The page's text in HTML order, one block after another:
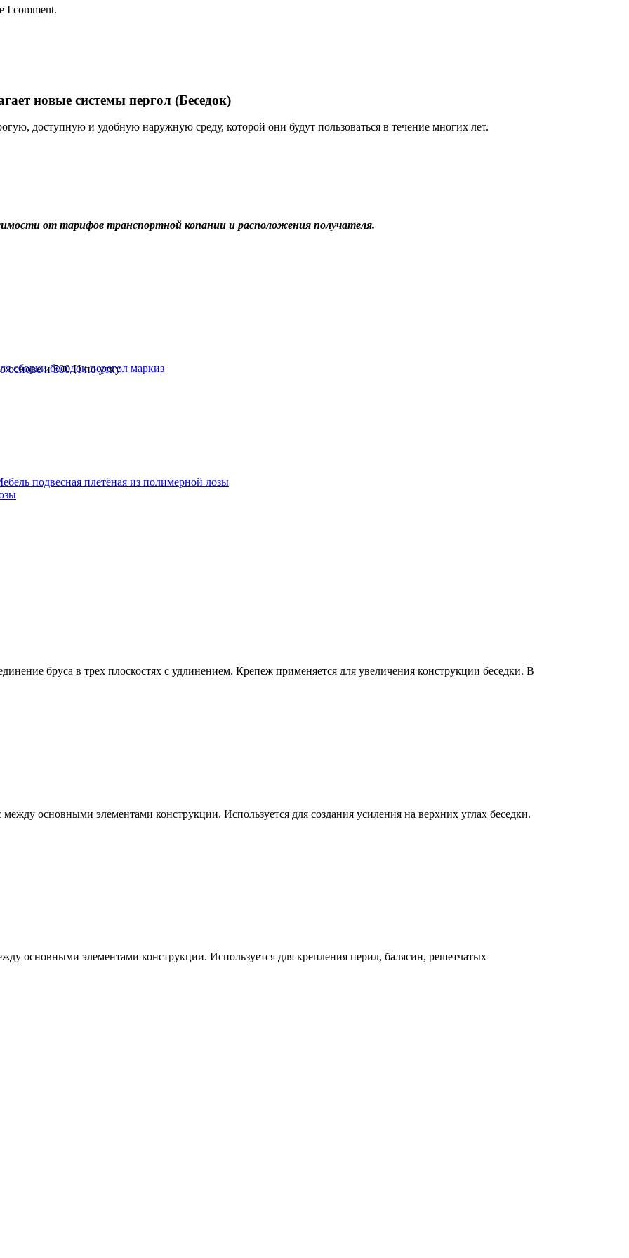
беседок перегол маркиз
подвесная плетёная из полимерной лозы
I comment.
новые системы пергол (Беседок)
доступную и удобную наружную среду, которой они будут пользоваться в течение многих лет.
от тарифов транспортной копании и расположения получателя.
основе и 500 Н по утку
бруса в трех плоскостях с удлинением. Крепеж применяется для увеличения конструкции беседки. В
основными элементами конструкции. Используется для создания усиления на верхних углах беседки.
основными элементами конструкции. Используется для крепления перил, балясин, решетчатых